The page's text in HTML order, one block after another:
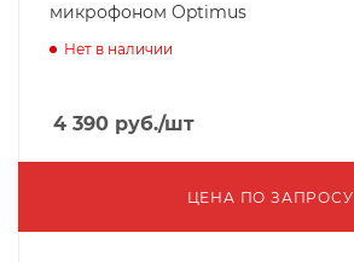
микрофоном Optimus
Нет в наличии
4 390 руб./шт
ЦЕНА ПО ЗАПРОСУ